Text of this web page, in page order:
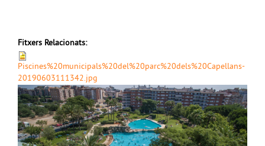
Fitxers Relacionats:
Piscines%20municipals%20del%20parc%20dels%20Capellans-
20190603111342.jpg